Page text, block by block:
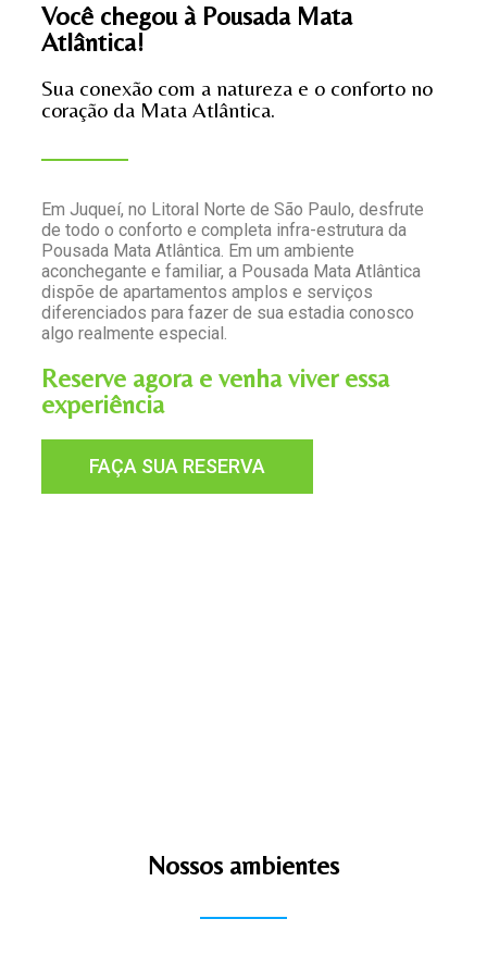
Você chegou à Pousada Mata
Atlântica!
Sua conexão com a natureza e o conforto no
coração da Mata Atlântica.
Em Juqueí, no Litoral Norte de São Paulo, desfrute
de todo o conforto e completa infra-estrutura da
Pousada Mata Atlântica. Em um ambiente
aconchegante e familiar, a Pousada Mata Atlântica
dispõe de apartamentos amplos e serviços
diferenciados para fazer de sua estadia conosco
algo realmente especial.
Reserve agora e venha viver essa
experiência
FAÇA SUA RESERVA
Nossos ambientes